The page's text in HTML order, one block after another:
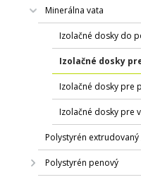
Minerálna vata
Izolačné dosky do
Izolačné dosky
Izolačné dosky pre
Izolačné dosky pre
Polystyrén extrudovaný
Polystyrén penový